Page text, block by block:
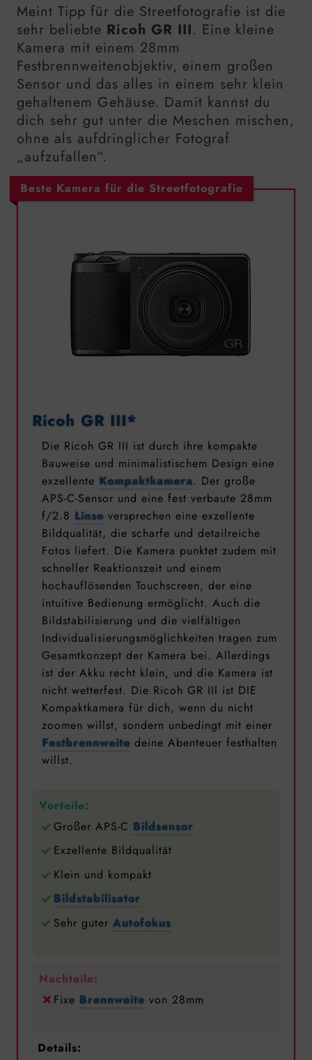
Meint Tipp für die Streetfotografie ist die
sehr beliebte Ricoh GR III. Eine kleine
Kamera mit einem 28mm
Festbrennweitenobjektiv, einem großen
Sensor und das alles in einem sehr klein
gehaltenem Gehäuse. Damit kannst du
dich sehr gut unter die Meschen mischen,
ohne als aufdringlicher Fotograf
„aufzufallen“.
Beste Kamera für die Streetfotografie
Ricoh GR III*
Die Ricoh GR III ist durch ihre kompakte
Bauweise und minimalistischem Design eine
exzellente Kompaktkamera. Der große
APS-C-Sensor und eine fest verbaute 28mm
f/2.8 Linse versprechen eine exzellente
Bildqualität, die scharfe und detailreiche
Fotos liefert. Die Kamera punktet zudem mit
schneller Reaktionszeit und einem
hochauflösenden Touchscreen, der eine
intuitive Bedienung ermöglicht. Auch die
Bildstabilisierung und die vielfältigen
Individualisierungsmöglichkeiten tragen zum
Gesamtkonzept der Kamera bei. Allerdings
ist der Akku recht klein, und die Kamera ist
nicht wetterfest. Die Ricoh GR III ist DIE
Kompaktkamera für dich, wenn du nicht
zoomen willst, sondern unbedingt mit einer
Festbrennweite deine Abenteuer festhalten
willst.
Vorteile:
Großer APS-C Bildsensor
Exzellente Bildqualität
Klein und kompakt
Bildstabilisator
Sehr guter Autofokus
Nachteile:
Fixe Brennweite von 28mm
Details: